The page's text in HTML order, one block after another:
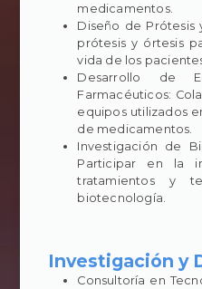
medicamentos.
Diseño de Prótesis
prótesis y órtesis
vida de los
Desarrollo de
Farmacéuticos:
equipos utilizados
de medicamentos.
Investigación de
Participar en la
tratamientos y
biotecnología.
Investigación y
Consultoría en